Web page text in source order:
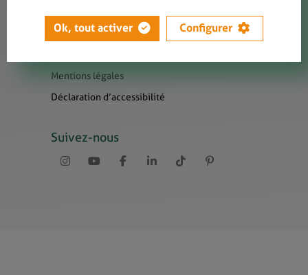
Liens utiles
Mentions légales
Déclaration d’accessibilité
Suivez-nous
Ok, tout activer Configurer